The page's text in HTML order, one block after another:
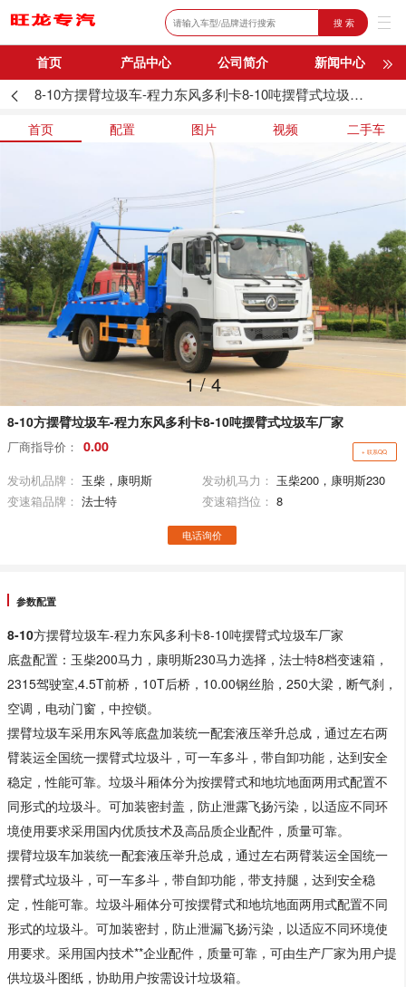
搜 索
首页 产品中心 公司简介
新闻中心
购车流程
联系我们 8-10方摆臂垃圾车-程力东风多利卡8-10吨摆臂式垃圾车厂家
首页 配置 图片 视频 二手车
1/4
8-10方摆臂垃圾车-程力东风多利卡8-10吨摆臂式垃圾车厂家
厂商指导价： 0.00 + 联系QQ
发动机品牌： 玉柴，康明斯 发动机马力： 玉柴200，康明斯230
变速箱品牌： 法士特 变速箱挡位： 8
电话询价
参数配置
8-10方摆臂垃圾车-程力东风多利卡8-10吨摆臂式垃圾车厂家
底盘配置：玉柴200马力，康明斯230马力选择，法士特8档变速箱，
2315驾驶室,4.5T前桥，10T后桥，10.00钢丝胎，250大梁，断气刹，
空调，电动门窗，中控锁。
摆臂垃圾车采用东风等底盘加装统一配套液压举升总成，通过左右两
臂装运全国统一摆臂式垃圾斗，可一车多斗，带自卸功能，达到安全
稳定，性能可靠。垃圾斗厢体分为按摆臂式和地坑地面两用式配置不
同形式的垃圾斗。可加装密封盖，防止泄露飞扬污染，以适应不同环
境使用要求采用国内优质技术及高品质企业配件，质量可靠。
摆臂垃圾车加装统一配套液压举升总成，通过左右两臂装运全国统一
摆臂式垃圾斗，可一车多斗，带自卸功能，带支持腿，达到安全稳
定，性能可靠。垃圾斗厢体分可按摆臂式和地坑地面两用式配置不同
形式的垃圾斗。可加装密封，防止泄漏飞扬污染，以适应不同环境使
用要求。采用国内技术**企业配件，质量可靠，可由生产厂家为用户提
供垃圾斗图纸，协助用户按需设计垃圾箱。